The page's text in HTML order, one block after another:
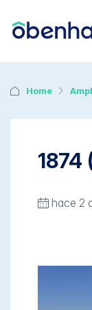
Home
1874
hace 2